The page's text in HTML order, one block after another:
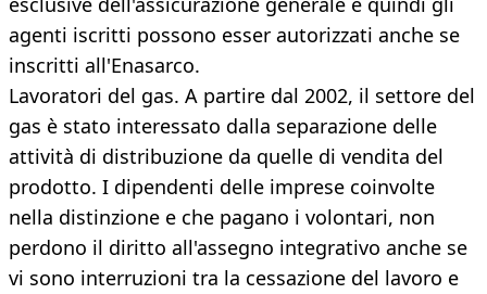
agenti iscritti possono esser autorizzati anche se
inscritti all'Enasarco.
Lavoratori del gas. A partire dal 2002, il settore del
gas è stato interessato dalla separazione delle
attività di distribuzione da quelle di vendita del
prodotto. I dipendenti delle imprese coinvolte
nella distinzione e che pagano i volontari, non
perdono il diritto all'assegno integrativo anche se
vi sono interruzioni tra la cessazione del lavoro e